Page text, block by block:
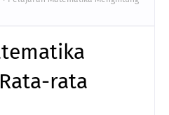
rata